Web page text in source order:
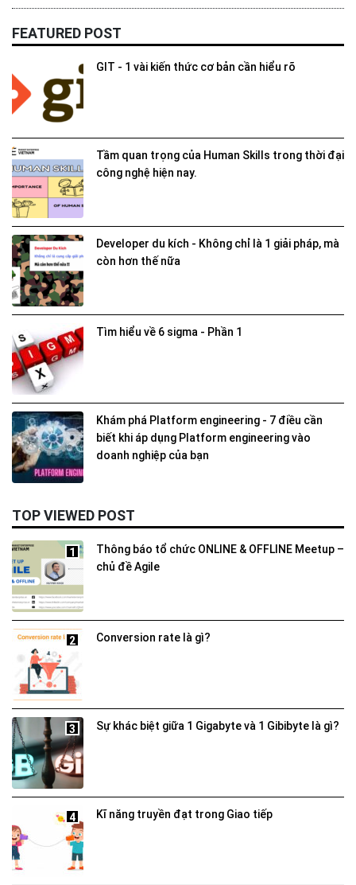
FEATURED POST
GIT - 1 vài kiến thức cơ bản cần hiểu rõ
Tầm quan trọng của Human Skills trong thời đại
công nghệ hiện nay.
Developer du kích - Không chỉ là 1 giải pháp, mà
còn hơn thế nữa
Tìm hiểu về 6 sigma - Phần 1
Khám phá Platform engineering - 7 điều cần
biết khi áp dụng Platform engineering vào
doanh nghiệp của bạn
TOP VIEWED POST
1
Thông báo tổ chức ONLINE & OFFLINE Meetup –
chủ đề Agile
2 Conversion rate là gì?
3 Sự khác biệt giữa 1 Gigabyte và 1 Gibibyte là gì?
4 Kĩ năng truyền đạt trong Giao tiếp